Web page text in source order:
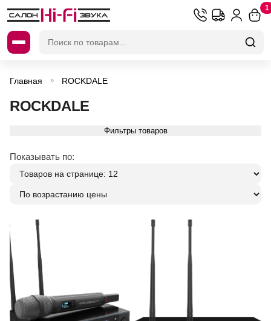
1
Главная » ROCKDALE
ROCKDALE
Фильтры товаров
Показывать по: